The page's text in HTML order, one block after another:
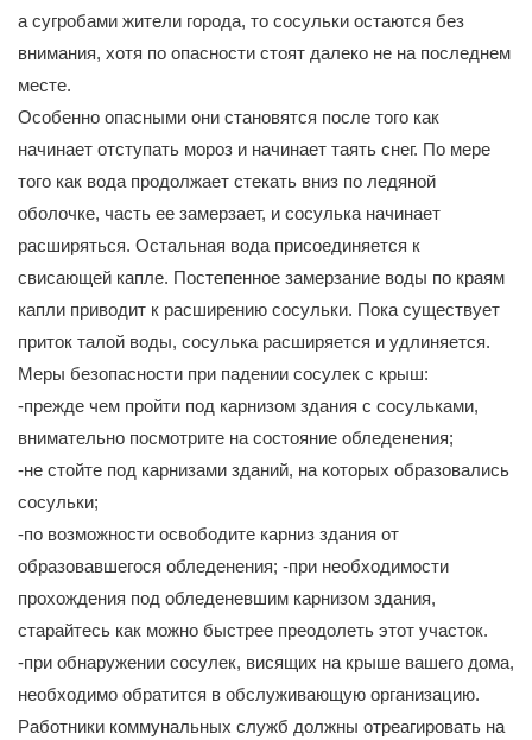
а сугробами жители города, то сосульки остаются без
внимания, хотя по опасности стоят далеко не на последнем
месте.
Особенно опасными они становятся после того как
начинает отступать мороз и начинает таять снег. По мере
того как вода продолжает стекать вниз по ледяной
оболочке, часть ее замерзает, и сосулька начинает
расширяться. Остальная вода присоединяется к
свисающей капле. Постепенное замерзание воды по краям
капли приводит к расширению сосульки. Пока существует
приток талой воды, сосулька расширяется и удлиняется.
Меры безопасности при падении сосулек с крыш:
-прежде чем пройти под карнизом здания с сосульками,
внимательно посмотрите на состояние обледенения;
-не стойте под карнизами зданий, на которых образовались
сосульки;
-по возможности освободите карниз здания от
образовавшегося обледенения; -при необходимости
прохождения под обледеневшим карнизом здания,
старайтесь как можно быстрее преодолеть этот участок.
-при обнаружении сосулек, висящих на крыше вашего дома,
необходимо обратится в обслуживающую организацию.
Работники коммунальных служб должны отреагировать на